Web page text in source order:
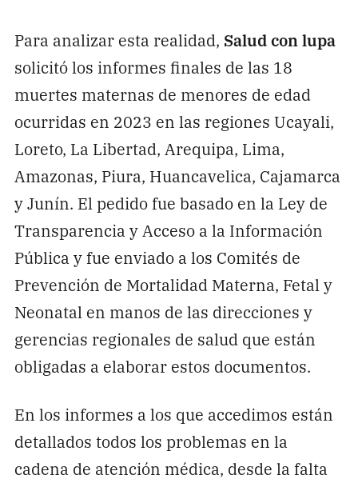
Para analizar esta realidad, Salud con lupa
solicitó los informes finales de las 18
muertes maternas de menores de edad
ocurridas en 2023 en las regiones Ucayali,
Loreto, La Libertad, Arequipa, Lima,
Amazonas, Piura, Huancavelica, Cajamarca
y Junín. El pedido fue basado en la Ley de
Transparencia y Acceso a la Información
Pública y fue enviado a los Comités de
Prevención de Mortalidad Materna, Fetal y
Neonatal en manos de las direcciones y
gerencias regionales de salud que están
obligadas a elaborar estos documentos.
En los informes a los que accedimos están
detallados todos los problemas en la
cadena de atención médica, desde la falta